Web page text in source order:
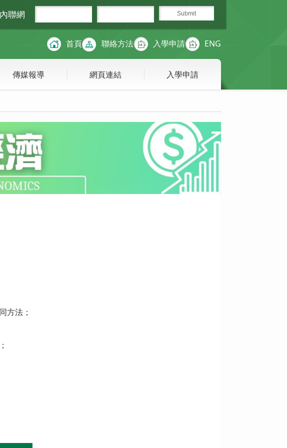
內聯網
首頁 聯絡方法 入學申請 ENG
傳媒報導 網頁連結 入學申請
方法；